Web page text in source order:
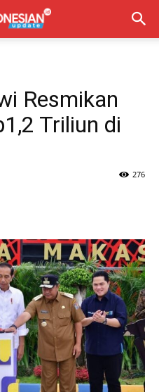
Resmikan
Triliun di
276